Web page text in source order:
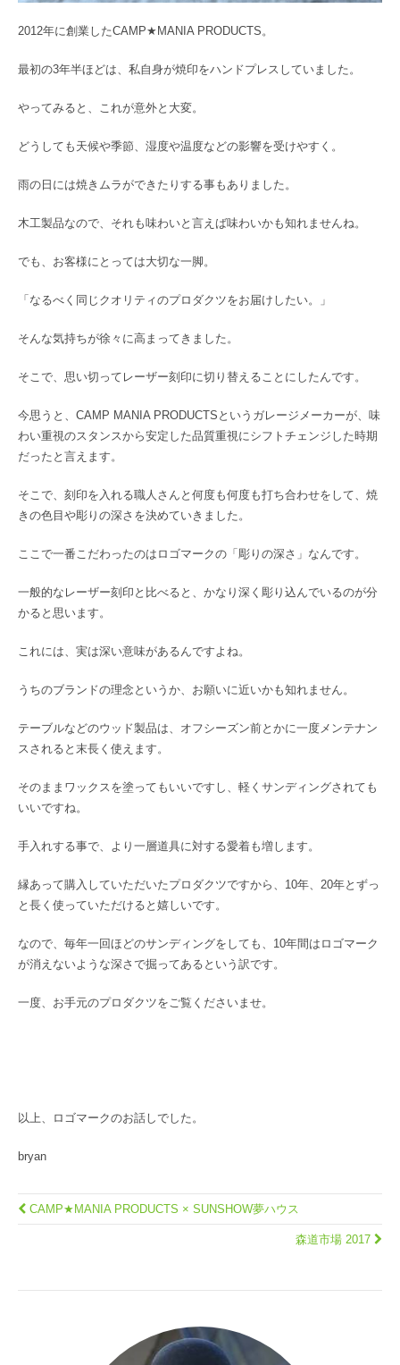
2012年に創業したCAMP★MANIA PRODUCTS。
最初の3年半ほどは、私自身が焼印をハンドプレスしていました。
やってみると、これが意外と大変。
どうしても天候や季節、湿度や温度などの影響を受けやすく。
雨の日には焼きムラができたりする事もありました。
木工製品なので、それも味わいと言えば味わいかも知れませんね。
でも、お客様にとっては大切な一脚。
「なるべく同じクオリティのプロダクツをお届けしたい。」
そんな気持ちが徐々に高まってきました。
そこで、思い切ってレーザー刻印に切り替えることにしたんです。
今思うと、CAMP MANIA PRODUCTSというガレージメーカーが、味
わい重視のスタンスから安定した品質重視にシフトチェンジした時期
だったと言えます。
そこで、刻印を入れる職人さんと何度も何度も打ち合わせをして、焼
きの色目や彫りの深さを決めていきました。
ここで一番こだわったのはロゴマークの「彫りの深さ」なんです。
一般的なレーザー刻印と比べると、かなり深く彫り込んでいるのが分
かると思います。
これには、実は深い意味があるんですよね。
うちのブランドの理念というか、お願いに近いかも知れません。
テーブルなどのウッド製品は、オフシーズン前とかに一度メンテナン
スされると末長く使えます。
そのままワックスを塗ってもいいですし、軽くサンディングされても
いいですね。
手入れする事で、より一層道具に対する愛着も増します。
縁あって購入していただいたプロダクツですから、10年、20年とずっ
と長く使っていただけると嬉しいです。
なので、毎年一回ほどのサンディングをしても、10年間はロゴマーク
が消えないような深さで掘ってあるという訳です。
一度、お手元のプロダクツをご覧くださいませ。
以上、ロゴマークのお話しでした。
bryan
CAMP★MANIA PRODUCTS × SUNSHOW夢ハウス
森道市場 2017